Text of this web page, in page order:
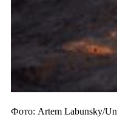
Фото: Artem Labunsky/